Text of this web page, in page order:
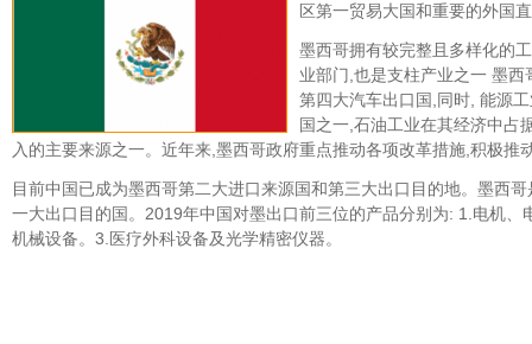
区第一贸易大国和重要的外国
墨西哥拥有较完整且多样化的
业部门,也是支柱产业之一 墨
第四大汽车出口国,同时, 能源
国之一,石油工业在其经济中占
入的主要来源之一。近年来,墨西哥政府重点推动各项改革措施,积极推
目前中国已成为墨西哥第二大进口来源国和第三大出口目的地。墨西
一大出口目的国。2019年中国对墨出口前三位的产品分别为: 1.电机、
机械设备。3.医疗外科设备及光学精密仪器。